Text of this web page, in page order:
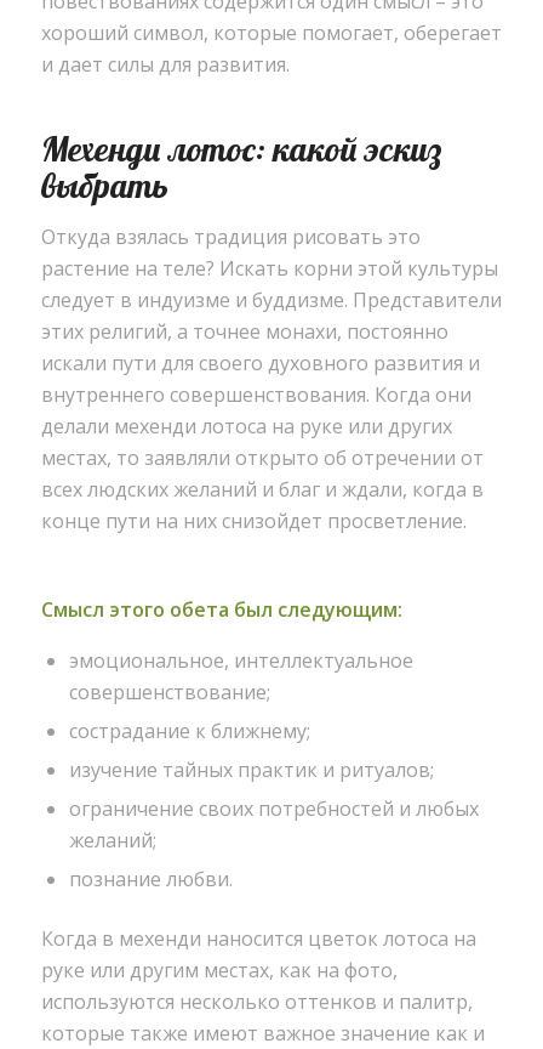
хороший символ, которые помогает, оберегает
и дает силы для развития.
Мехенди лотос: какой эскиз
выбрать
Откуда взялась традиция рисовать это
растение на теле? Искать корни этой культуры
следует в индуизме и буддизме. Представители
этих религий, а точнее монахи, постоянно
искали пути для своего духовного развития и
внутреннего совершенствования. Когда они
делали мехенди лотоса на руке или других
местах, то заявляли открыто об отречении от
всех людских желаний и благ и ждали, когда в
конце пути на них снизойдет просветление.
Смысл этого обета был следующим:
эмоциональное, интеллектуальное
совершенствование;
сострадание к ближнему;
изучение тайных практик и ритуалов;
ограничение своих потребностей и любых
желаний;
познание любви.
Когда в мехенди наносится цветок лотоса на
руке или другим местах, как на фото,
используются несколько оттенков и палитр,
которые также имеют важное значение как и